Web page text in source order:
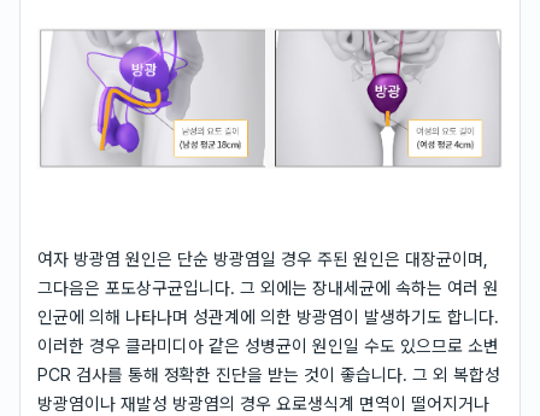
여자 방광염 원인은 단순 방광염일 경우 주된 원인은 대장균이며,
그다음은 포도상구균입니다. 그 외에는 장내세균에 속하는 여러 원
인균에 의해 나타나며 성관계에 의한 방광염이 발생하기도 합니다.
이러한 경우 클라미디아 같은 성병균이 원인일 수도 있으므로 소변
PCR 검사를 통해 정확한 진단을 받는 것이 좋습니다. 그 외 복합성
방광염이나 재발성 방광염의 경우 요로생식계 면역이 떨어지거나